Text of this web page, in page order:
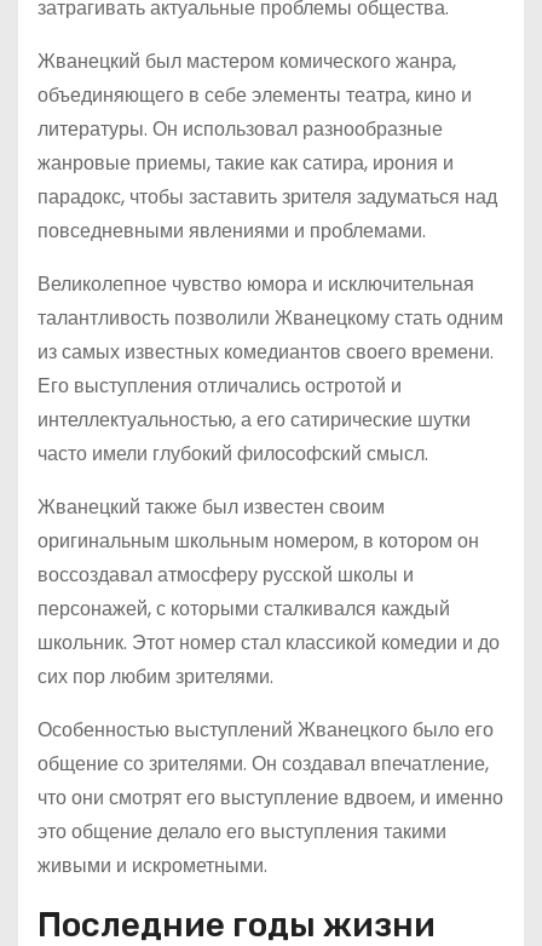
затрагивать актуальные проблемы общества.
Жванецкий был мастером комического жанра,
объединяющего в себе элементы театра, кино и
литературы. Он использовал разнообразные
жанровые приемы, такие как сатира, ирония и
парадокс, чтобы заставить зрителя задуматься над
повседневными явлениями и проблемами.
Великолепное чувство юмора и исключительная
талантливость позволили Жванецкому стать одним
из самых известных комедиантов своего времени.
Его выступления отличались остротой и
интеллектуальностью, а его сатирические шутки
часто имели глубокий философский смысл.
Жванецкий также был известен своим
оригинальным школьным номером, в котором он
воссоздавал атмосферу русской школы и
персонажей, с которыми сталкивался каждый
школьник. Этот номер стал классикой комедии и до
сих пор любим зрителями.
Особенностью выступлений Жванецкого было его
общение со зрителями. Он создавал впечатление,
что они смотрят его выступление вдвоем, и именно
это общение делало его выступления такими
живыми и искрометными.
Последние годы жизни